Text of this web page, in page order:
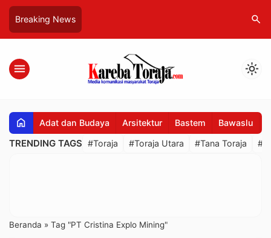
Breaking News search
menu light_mode
home Adat dan Budaya Arsitektur Bastem Bawaslu
TRENDING TAGS #Toraja #Toraja Utara #Tana Toraja
Beranda » Tag "PT Cristina Explo Mining"